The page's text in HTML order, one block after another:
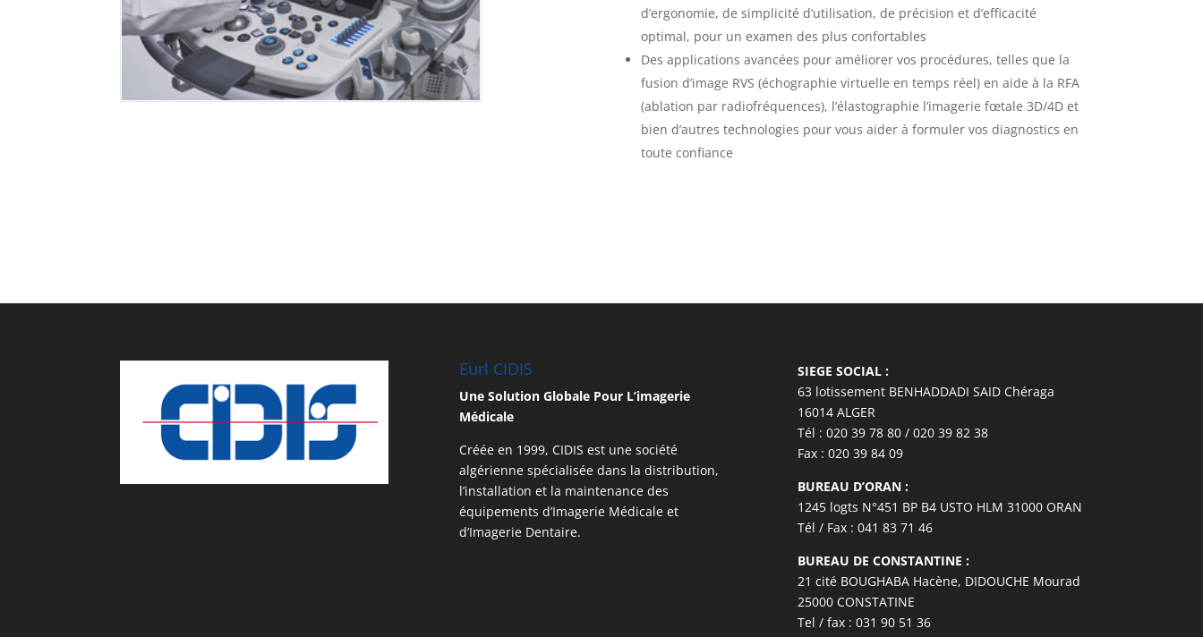
d’ergonomie, de simplicité d’utilisation, de précision et d’efficacité
optimal, pour un examen des plus confortables
Des applications avancées pour améliorer vos procédures, telles que la
fusion d’image RVS (échographie virtuelle en temps réel) en aide à la RFA
(ablation par radiofréquences), l’élastographie l’imagerie fœtale 3D/4D et
bien d’autres technologies pour vous aider à formuler vos diagnostics en
toute confiance
Eurl CIDIS
Une Solution Globale Pour L’imagerie
Médicale
Créée en 1999, CIDIS est une société
algérienne spécialisée dans la distribution,
l’installation et la maintenance des
équipements d’Imagerie Médicale et
d’Imagerie Dentaire.
SIEGE SOCIAL :
63 lotissement BENHADDADI SAID Chéraga
16014 ALGER
Tél : 020 39 78 80 / 020 39 82 38
Fax : 020 39 84 09
BUREAU D’ORAN :
1245 logts N°451 BP B4 USTO HLM 31000 ORAN
Tél / Fax : 041 83 71 46
BUREAU DE CONSTANTINE :
21 cité BOUGHABA Hacène, DIDOUCHE Mourad
25000 CONSTATINE
Tel / fax : 031 90 51 36